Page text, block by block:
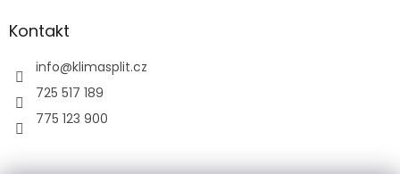
Kontakt
info@klimasplit.cz
725 517 189
775 123 900